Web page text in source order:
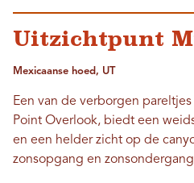
Uitzichtpunt
Mexicaanse hoed, UT
Een van de verborgen
Point Overlook, biedt een
en een helder zicht op de
zonsopgang en